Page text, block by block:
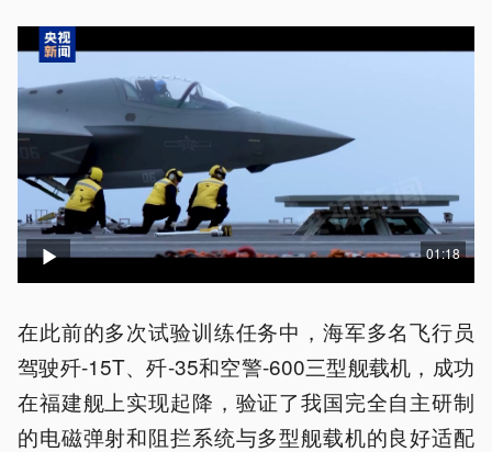
01:18
在此前的多次试验训练任务中，海军多名飞行员
驾驶歼-15T、歼-35和空警-600三型舰载机，成功
在福建舰上实现起降，验证了我国完全自主研制
的电磁弹射和阻拦系统与多型舰载机的良好适配